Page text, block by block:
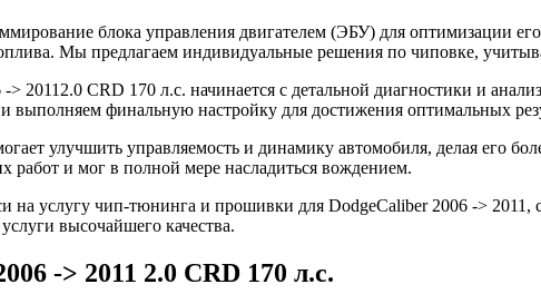
блока управления двигателем (ЭБУ) для оптимизации
Мы предлагаем индивидуальные решения по чиповке,
CRD 170 л.с. начинается с детальной диагностики и
финальную настройку для достижения оптимальных
улучшить управляемость и динамику автомобиля, делая его
работ и мог в полной мере насладиться вождением.
услугу чип-тюнинга и прошивки для DodgeCaliber 2006 -> 2011,
высочайшего качества.
-> 2011 2.0 CRD 170 л.с.